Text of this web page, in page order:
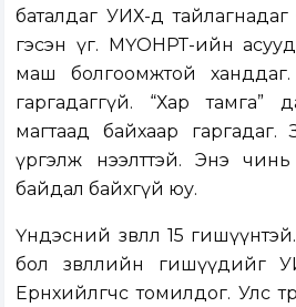
баталдаг УИХ-д тайлагнадаг
гэсэн үг. МҮОНРТ-ийн
маш болгоомжтой
гаргадаггүй. “Хар тамга”
магтаад байхаар
үргэлж нээлттэй. Энэ чинь
байдал байхгүй юу.
Үндэсний зөвлөл 15
бол зөвлөлийн гишүүдийг
Ерөнхийлөгчөөс томилдог. Улс